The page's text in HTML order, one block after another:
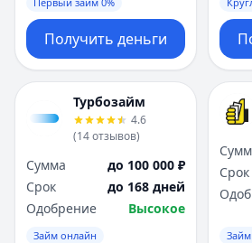
Получить деньги
Турбозайм
4.6
(14отзывов)
Сумма
до 100 000 ₽
Срок
до 168 дней
Одобрение
Высокое
Займ онлайн
Срок